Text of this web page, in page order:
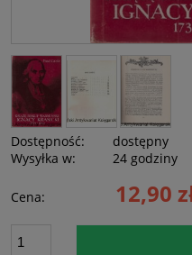
Dostępność:
dostępny
Wysyłka w:
24 godziny
Cena: 12,90